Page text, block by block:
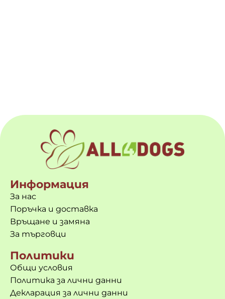
Информация
За нас
Поръчка и доставка
Връщане и замяна
За търговци
Политики
Общи условия
Политика за лични данни
Декларация за лични данни